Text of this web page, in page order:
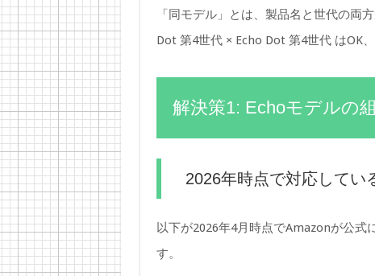
「同モデル」とは、製品名と世代の両
Dot 第4世代 × Echo Dot 第4世代 はOK
解決策1: Echoモデルの
2026年時点で対応してい
以下が2026年4月時点でAmazonが公式
す。